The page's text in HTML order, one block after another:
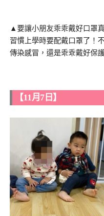
▲要讓小朋友乖乖戴好口罩
習慣上學時要配戴口罩了！
傳染感冒，還是乖乖戴好保
【11月7日】